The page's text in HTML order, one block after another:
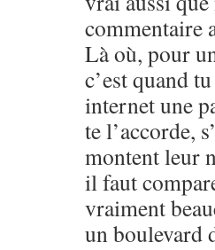
commentaire
Là où, pour
c’est quand
internet une
te l’accorde,
montent leur
il faut
vraiment
un boulevard